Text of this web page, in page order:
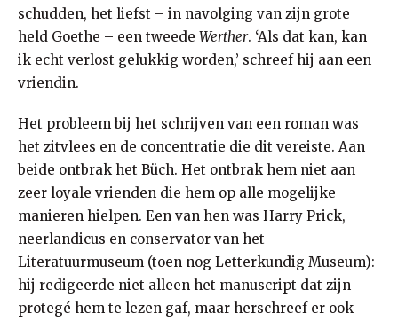
schudden, het liefst – in navolging van zijn grote
held Goethe – een tweede Werther. ‘Als dat kan, kan
ik echt verlost gelukkig worden,’ schreef hij aan een
vriendin.
Het probleem bij het schrijven van een roman was
het zitvlees en de concentratie die dit vereiste. Aan
beide ontbrak het Büch. Het ontbrak hem niet aan
zeer loyale vrienden die hem op alle mogelijke
manieren hielpen. Een van hen was Harry Prick,
neerlandicus en conservator van het
Literatuurmuseum (toen nog Letterkundig Museum):
hij redigeerde niet alleen het manuscript dat zijn
protegé hem te lezen gaf, maar herschreef er ook